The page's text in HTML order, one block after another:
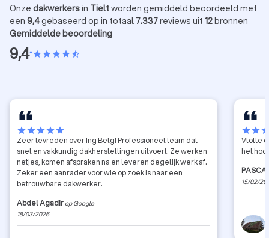
Onze dakwerkersin Tieltworden gemiddeld beoordeeld met
een 9,4gebaseerd op in totaal 7.337reviews uit 12bronnen
Gemiddelde beoordeling
9,4•starstarstarstarstar_half
starstarstarstarstar
Zeer tevreden over Ing Belg! Professioneel team dat
snel en vakkundig dakherstellingen uitvoert. Ze werken
netjes, komen afspraken na en leveren degelijk werk af.
Zeker een aanrader voor wie op zoek is naar een
betrouwbare dakwerker.
Abdel Agadir op Google
18/03/2026
starstar
Vlotte
het
15/02/